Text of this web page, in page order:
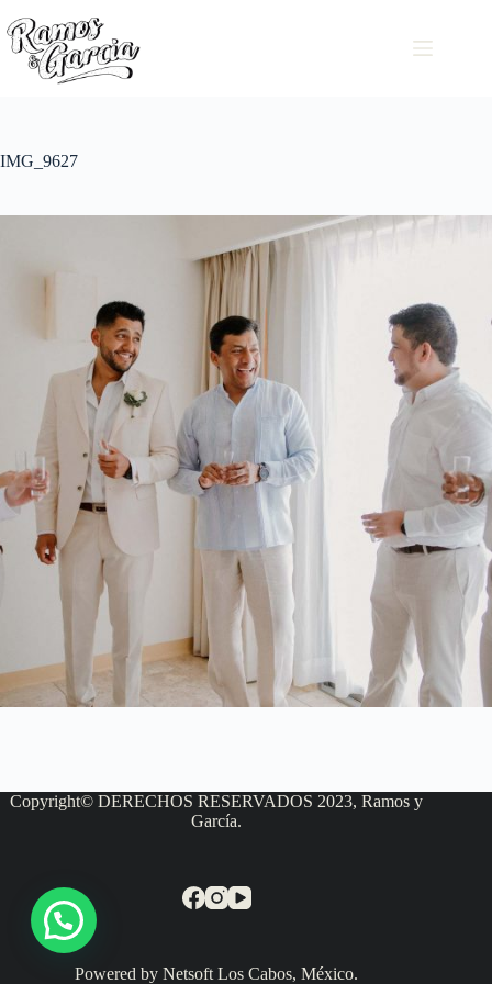
IMG_9627
Copyright© DERECHOS RESERVADOS 2023, Ramos y
García.
Powered by Netsoft Los Cabos, México.